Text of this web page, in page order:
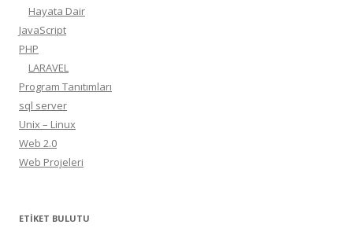
Hayata Dair
JavaScript
PHP
LARAVEL
Program Tanıtımları
sql server
Unix – Linux
Web 2.0
Web Projeleri
ETIKET BULUTU